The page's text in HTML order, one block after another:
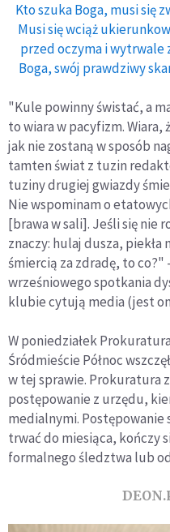
Kto szuka Boga, musi się
Musi się wciąż
przed oczyma i wytrwale
Boga, swój prawdziwy
"Kule powinny świstać, a
to wiara w pacyfizm.
jak nie zostaną w sposób
tamten świat z tuzin
tuziny drugiej gwiazdy
Nie wspominam o
[brawa w sali]. Jeśli się nie
znaczy: hulaj dusza, piekła
śmiercią za zdradę, to co?"
wrześniowego spotkania
klubie cytują media (jest
W poniedziałek
Śródmieście Północ
w tej sprawie. Prokuratura
postępowanie z urzędu,
medialnymi.
trwać do miesiąca, kończy
formalnego śledztwa lub